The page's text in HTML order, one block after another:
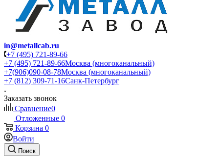
in@metallcab.ru
+7 (495) 721-89-66
+7 (495) 721-89-66Москва (многоканальный)
+7(906)090-08-78Москва (многоканальный)
+7 (812) 309-71-16Санк-Петербург
Заказать звонок
Сравнение0
Отложенные 0
Корзина 0
Войти
Поиск